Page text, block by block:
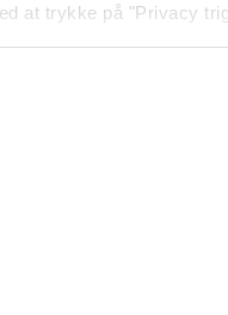
at trykke på "Privacy
fra tredjeparter til at
samt til brug